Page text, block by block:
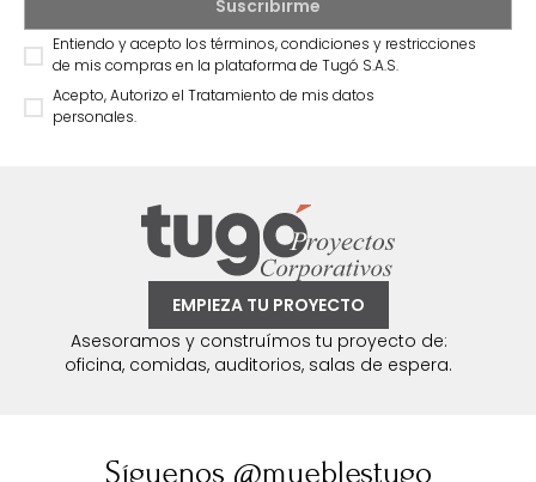
Entiendo y acepto los términos, condiciones y restricciones
de mis compras en la plataforma de Tugó S.A.S.
Acepto, Autorizo el Tratamiento de mis datos
personales.
EMPIEZA TU PROYECTO
Asesoramos y construímos tu proyecto de:
oficina, comidas, auditorios, salas de espera.
Síguenos @mueblestugo